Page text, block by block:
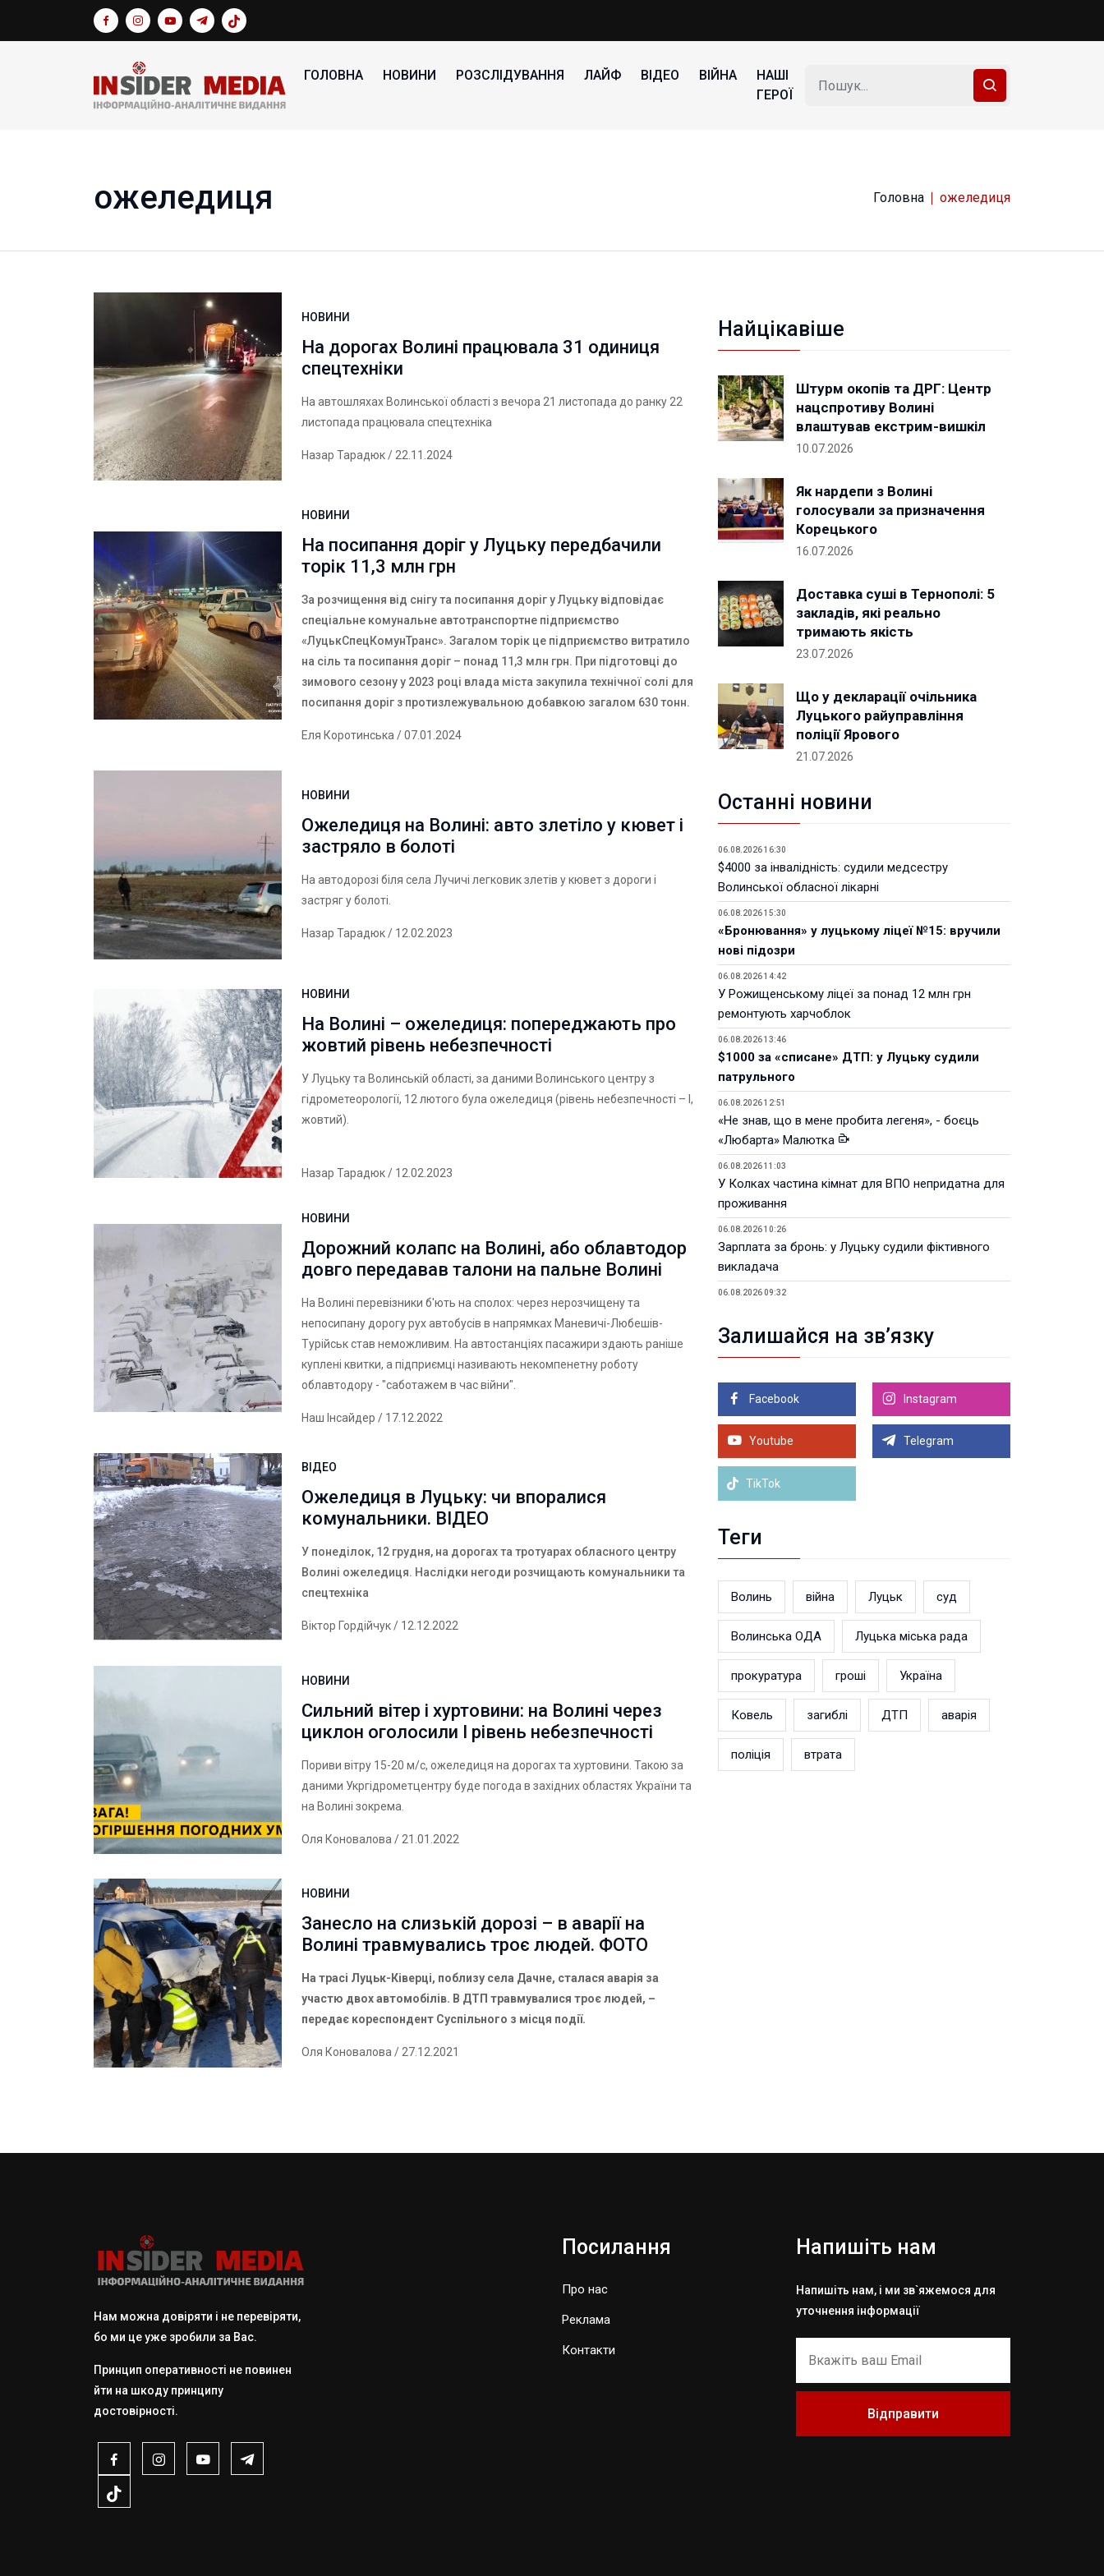
ГОЛОВНА НОВИНИ РОЗСЛІДУВАННЯ ЛАЙФ ВІДЕО ВІЙНА
НАШІ
ГЕРОЇ
ожеледиця Головна ожеледиця
НОВИНИ
На дорогах Волині працювала 31 одиниця
спецтехніки
На автошляхах Волинської області з вечора 21 листопада до ранку 22
листопада працювала спецтехніка
Назар Тарадюк/ 22.11.2024
НОВИНИ
На посипання доріг у Луцьку передбачили
торік 11,3 млн грн
За розчищення від снігу та посипання доріг у Луцьку відповідає
спеціальне комунальне автотранспортне підприємство
«ЛуцькСпецКомунТранс». Загалом торік це підприємство витратило
на сіль та посипання доріг – понад 11,3 млн грн. При підготовці до
зимового сезону у 2023 році влада міста закупила технічної солі для
посипання доріг з протизлежувальною добавкою загалом 630 тонн.
Еля Коротинська/ 07.01.2024
НОВИНИ
Ожеледиця на Волині: авто злетіло у кювет і
застряло в болоті
На автодорозі біля села Лучичі легковик злетів у кювет з дороги і
застряг у болоті.
Назар Тарадюк/ 12.02.2023
НОВИНИ
На Волині – ожеледиця: попереджають про
жовтий рівень небезпечності
У Луцьку та Волинській області, за даними Волинського центру з
гідрометеорології, 12 лютого була ожеледиця (рівень небезпечності – І,
жовтий).
Назар Тарадюк/ 12.02.2023
НОВИНИ
Дорожний колапс на Волині, або облавтодор
довго передавав талони на пальне Волині
На Волині перевізники б'ють на сполох: через нерозчищену та
непосипану дорогу рух автобусів в напрямках Маневичі-Любешів-
Турійськ став неможливим. На автостанціях пасажири здають раніше
куплені квитки, а підприємці називають некомпенетну роботу
облавтодору - "саботажем в час війни".
Наш Інсайдер / 17.12.2022
ВІДЕО
Ожеледиця в Луцьку: чи впоралися
комунальники. ВІДЕО
У понеділок, 12 грудня, на дорогах та тротуарах обласного центру
Волині ожеледиця. Наслідки негоди розчищають комунальники та
спецтехніка
Віктор Гордійчук/ 12.12.2022
НОВИНИ
Сильний вітер і хуртовини: на Волині через
циклон оголосили І рівень небезпечності
Пориви вітру 15-20 м/с, ожеледиця на дорогах та хуртовини. Такою за
даними Укргідрометцентру буде погода в західних областях України та
на Волині зокрема.
Оля Коновалова / 21.01.2022
НОВИНИ
Занесло на слизькій дорозі – в аварії на
Волині травмувались троє людей. ФОТО
На трасі Луцьк-Ківерці, поблизу села Дачне, сталася аварія за
участю двох автомобілів. В ДТП травмувалися троє людей, –
передає кореспондент Суспільного з місця події.
Оля Коновалова / 27.12.2021
Найцікавіше
Штурм окопів та ДРГ: Центр
нацспротиву Волині
влаштував екстрим-вишкіл
10.07.2026
Як нардепи з Волині
голосували за призначення
Корецького
16.07.2026
Доставка суші в Тернополі: 5
закладів, які реально
тримають якість
23.07.2026
Що у декларації очільника
Луцького райуправління
поліції Ярового
21.07.2026
Останні новини
06.08.2026 16:30
$4000 за інвалідність: судили медсестру
Волинської обласної лікарні
06.08.2026 15:30
«Бронювання» у луцькому ліцеї №15: вручили
нові підозри
06.08.2026 14:42
У Рожищенському ліцеї за понад 12 млн грн
ремонтують харчоблок
06.08.2026 13:46
$1000 за «списане» ДТП: у Луцьку судили
патрульного
06.08.2026 12:51
«Не знав, що в мене пробита легеня», - боєць
«Любарта» Малютка
06.08.2026 11:03
У Колках частина кімнат для ВПО непридатна для
проживання
06.08.2026 10:26
Зарплата за бронь: у Луцьку судили фіктивного
викладача
06.08.2026 09:32
05.08.2026 21:18
Порівняння телеоб'єктивів Sigma Sports та Sony G-
05.08.2026 21:00
У Луцьку на 99,9% готовий новий Державний
ветеранський простір. ВІДЕО
Більше новин
Залишайся на зв’язку
Facebook Instagram
Youtube Telegram
TikTok
Теги
Волинь війна Луцьк суд
Волинська ОДА Луцька міська рада
прокуратура гроші Україна
Ковель загиблі ДТП аварія
поліція втрата
Нам можна довіряти і не перевіряти,
бо ми це уже зробили за Вас.
Принцип оперативності не повинен
йти на шкоду принципу
достовірності.
Посилання
Про нас
Реклама
Контакти
Напишіть нам
Напишіть нам, і ми зв`яжемося для
уточнення інформації
Відправити